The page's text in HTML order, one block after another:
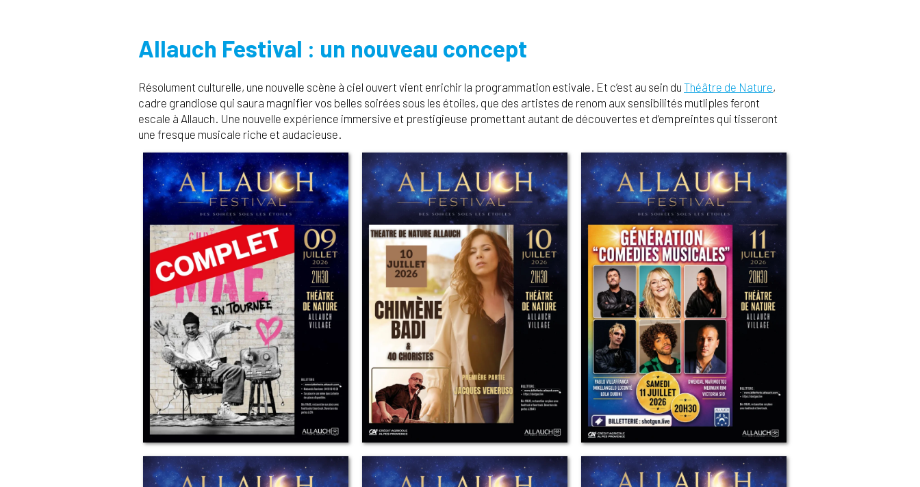
Allauch Festival : un nouveau concept
Résolument culturelle, une nouvelle scène à ciel ouvert vient enrichir la programmation estivale. Et c’est au sein du Théâtre de Nature,
cadre grandiose qui saura magnifier vos belles soirées sous les étoiles, que des artistes de renom aux sensibilités mutliples feront
escale à Allauch. Une nouvelle expérience immersive et prestigieuse promettant autant de découvertes et d’empreintes qui tisseront
une fresque musicale riche et audacieuse.